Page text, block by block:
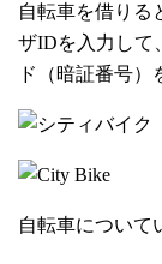
自転車を借りる
ザIDを入力して
ド（暗証番号）
自転車について